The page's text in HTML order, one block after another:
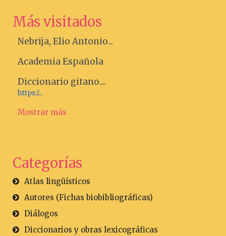
Más visitados
Nebrija, Elio Antonio...
Academia Española
Diccionario gitano....
https:/...
Mostrar más
Categorías
Atlas lingüísticos
Autores (Fichas biobibliográficas)
Diálogos
Diccionarios y obras lexicográficas